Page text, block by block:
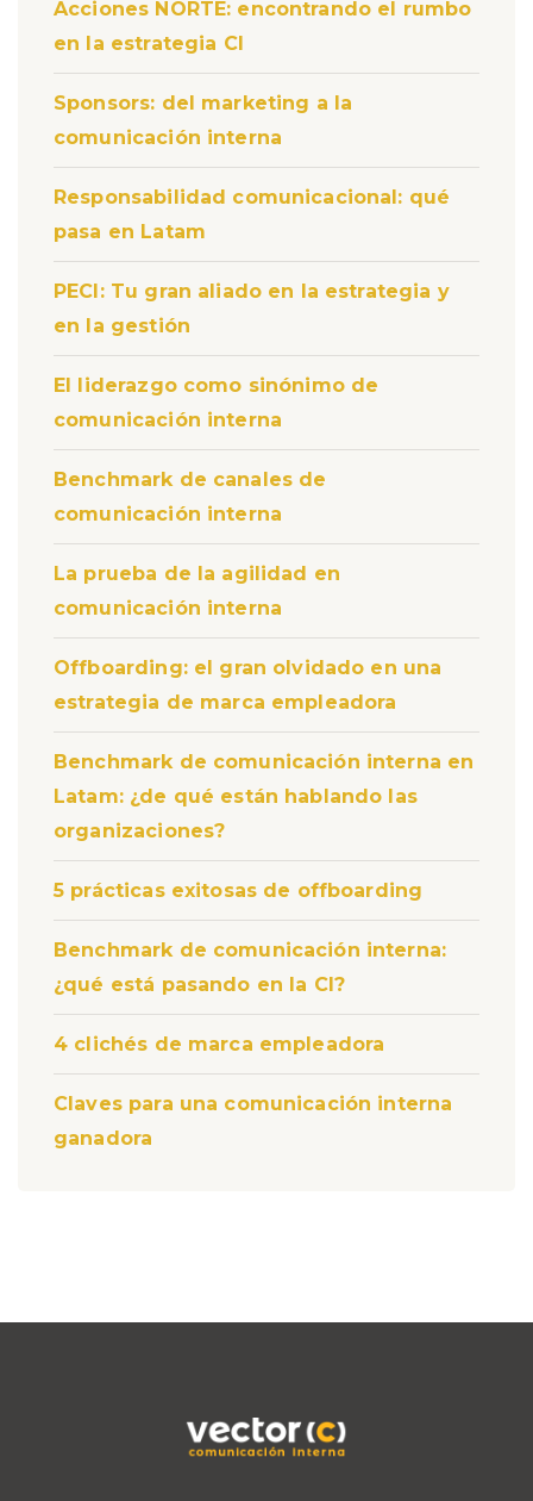
Acciones NORTE: encontrando el rumbo
en la estrategia CI
Sponsors: del marketing a la
comunicación interna
Responsabilidad comunicacional: qué
pasa en Latam
PECI: Tu gran aliado en la estrategia y
en la gestión
El liderazgo como sinónimo de
comunicación interna
Benchmark de canales de
comunicación interna
La prueba de la agilidad en
comunicación interna
Offboarding: el gran olvidado en una
estrategia de marca empleadora
Benchmark de comunicación interna en
Latam: ¿de qué están hablando las
organizaciones?
5 prácticas exitosas de offboarding
Benchmark de comunicación interna:
¿qué está pasando en la CI?
4 clichés de marca empleadora
Claves para una comunicación interna
ganadora